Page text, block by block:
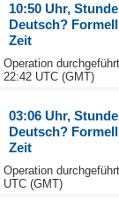
10:50 Uhr,
Deutsch?
Zeit
Operation
22:42 UTC (GMT)
03:06 Uhr,
Deutsch?
Zeit
Operation
UTC (GMT)